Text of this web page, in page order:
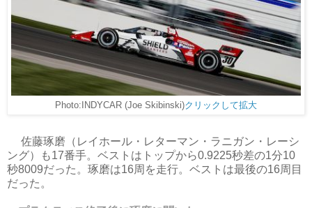
Photo:INDYCAR (Joe Skibinski)クリックして拡大
佐藤琢磨（レイホール・レターマン・ラニガン・レーシ
ング）も17番手。ベストはトップから0.9225秒差の1分10
秒8009だった。琢磨は16周を走行。ベストは最後の16周目
だった。